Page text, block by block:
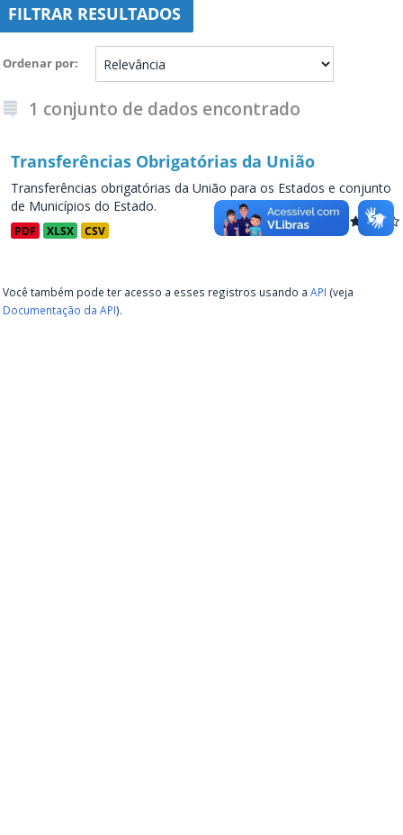
FILTRAR RESULTADOS
Ordenar por
1 conjunto de dados encontrado
Transferências Obrigatórias da União
Transferências obrigatórias da União para os Estados e conjunto
de Municípios do Estado.
PDF XLSX CSV
Você também pode ter acesso a esses registros usando a API (veja
Documentação da API).